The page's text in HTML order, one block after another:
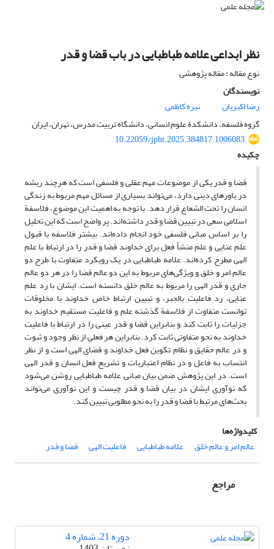
نظر ابداعی علامه طباطبایی در باب قضا و قدر
نوع مقاله : مقاله پژوهشی
نویسندگان
رضا اکبریان
نیره کاظمی
گروه فلسفه، دانشکدة علوم انسانی، دانشگاه تربیت مدرس، تهران، ایران
10.22059/jpht.2025.384817.1006083
چکیده
قضا و قدر یکی از موضوعات مهم عقلی و فلسفی است که هرچند ریشه
در باورهای دینی دارد، می‌تواند بسیاری از مسائل مهم مربوط به زندگی
انسان را تحت الشعاع قرار دهد. با توجه به اهمیت این موضوع، فلاسفة
اسلامی سعی در تبیین قضا و قدر داشته‌اند. پر واضح است که این تحلیل
را بر اساس مبانی فلسفی خود انجام داده‌اند. بیشتر فلاسفه با قبول
علم عنایی و علم منشأ فعل برای خداوند قضا و قدر را در ارتباط با علم
الهی مطرح کرده‌اند. علامه طباطبایی در یک رویکرد متفاوت با طرح دو
عالم امر و خلق و ویژگی‌های مربوط به این دو عالم قضا را در هر دو عالم
جاری و قدر الهی را مربوط به عالم خلق دانسته است. ایشان با رد علم
عنایی، رد فاعلیت بالجبر، و تبیین ارتباط خاص خداوند با مخلوقات
توانست متفاوت از فلاسفة گذشته علم و فاعلیت مستقیم خداوند به
جزئیات را ثابت کند و بنابراین قضا و قدر عینی را در ارتباط با فاعلیت
خداوند به نحو متفاوتی ثابت کرد. بنابراین هر فعلی از نظر وجود و ثبوت
و در عالم حقایق و نظام تکوین فعل خداوند و قضای الهی است و از نظر
انتساب به فاعل و در نظام اعتباریات و تشریع فعل انسان و قدر الهی
است. در این پژوهش ضمن بیان مبانی علامه طباطبایی روشن می‌شود
که نوآوری ایشان در بیان قضا و قدر چیست و این نوآوری می‌تواند
بحث‌های مرتبط با قضا و قدر را به نحو مطلوبی تبیین کند.
کلیدواژه‌ها
عالم امر و عالم خلق
علامه طباطبایی فاعلیت الهی قضا و قدر
مراجع
دوره 21، شماره 4